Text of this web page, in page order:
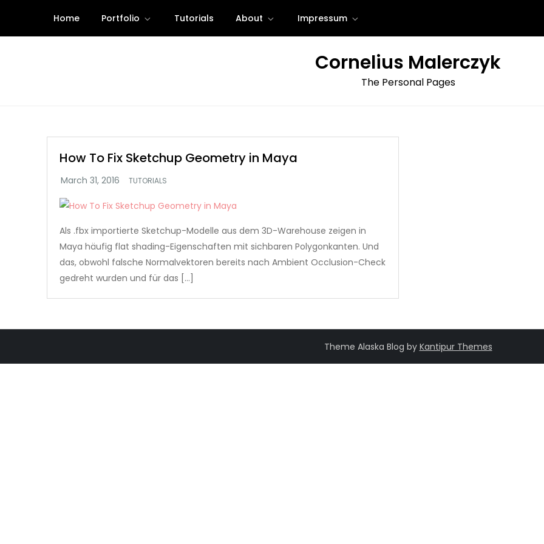
content
Home Portfolio Tutorials About Impressum
Cornelius Malerczyk
The Personal Pages
How To Fix Sketchup Geometry in Maya
TUTORIALS
Als .fbx importierte Sketchup-Modelle aus dem 3D-Warehouse zeigen in
Maya häufig flat shading-Eigenschaften mit sichbaren Polygonkanten. Und
das, obwohl falsche Normalvektoren bereits nach Ambient Occlusion-Check
gedreht wurden und für das […]
Theme Alaska Blog by Kantipur Themes